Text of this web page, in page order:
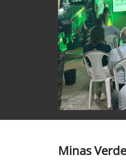
Minas